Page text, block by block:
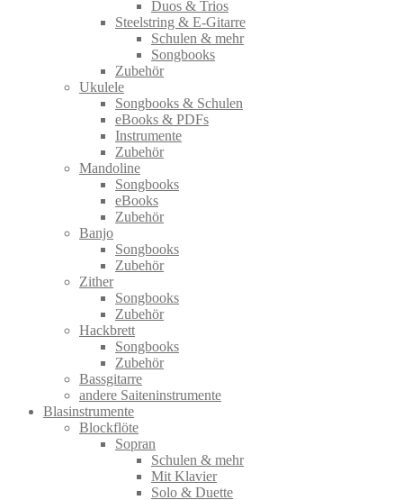
Duos & Trios
Steelstring & E-Gitarre
Schulen & mehr
Songbooks
Zubehör
Ukulele
Songbooks & Schulen
eBooks & PDFs
Instrumente
Zubehör
Mandoline
Songbooks
eBooks
Zubehör
Banjo
Songbooks
Zubehör
Zither
Songbooks
Zubehör
Hackbrett
Songbooks
Zubehör
Bassgitarre
andere Saiteninstrumente
Blasinstrumente
Blockflöte
Sopran
Schulen & mehr
Mit Klavier
Solo & Duette